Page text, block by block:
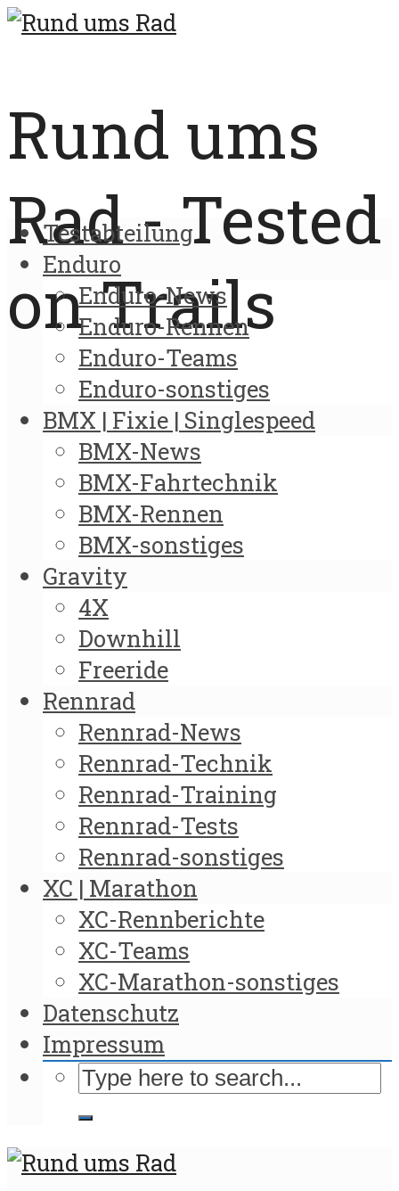
Rund ums
Rad - Tested
on Trails
Testabteilung
Enduro
Enduro-News
Enduro-Rennen
Enduro-Teams
Enduro-sonstiges
BMX | Fixie | Singlespeed
BMX-News
BMX-Fahrtechnik
BMX-Rennen
BMX-sonstiges
Gravity
4X
Downhill
Freeride
Rennrad
Rennrad-News
Rennrad-Technik
Rennrad-Training
Rennrad-Tests
Rennrad-sonstiges
XC | Marathon
XC-Rennberichte
XC-Teams
XC-Marathon-sonstiges
Datenschutz
Impressum